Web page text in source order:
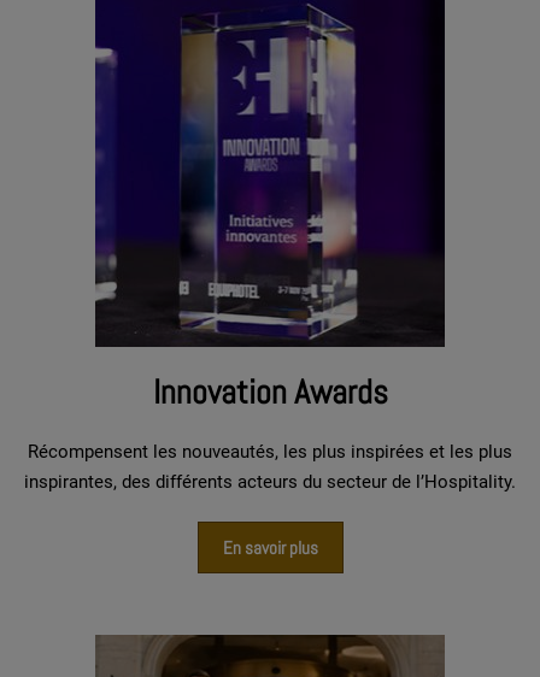
Innovation Awards
Récompensent les nouveautés, les plus inspirées et les plus
inspirantes, des différents acteurs du secteur de l’Hospitality.
En savoir plus